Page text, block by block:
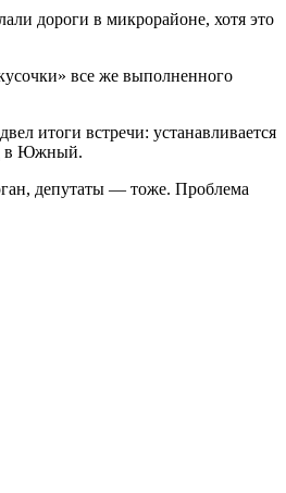
дороги в микрорайоне, хотя это
все же выполненного
итоги встречи: устанавливается
в Южный.
депутаты — тоже. Проблема